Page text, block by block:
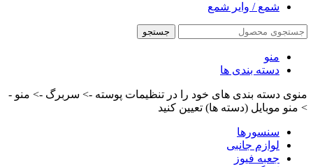
شمع / وایر شمع
جستجو
منو
دسته بندی ها
منوی دسته بندی های خود را در تنظیمات پوسته -> سربرگ -> منو -
> منو موبایل (دسته ها) تعیین کنید
سنسورها
لوازم جانبی
جعبه فیوز